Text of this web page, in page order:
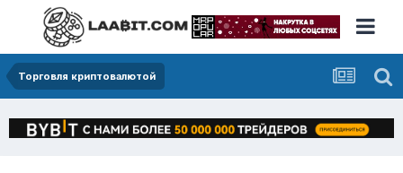
Торговля криптовалютой